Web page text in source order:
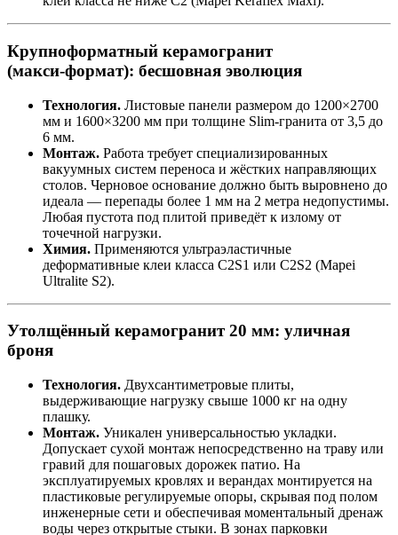
Крупноформатный керамогранит
(макси‑формат): бесшовная эволюция
Технология. Листовые панели размером до 1200×2700
мм и 1600×3200 мм при толщине Slim‑гранита от 3,5 до
6 мм.
Монтаж. Работа требует специализированных
вакуумных систем переноса и жёстких направляющих
столов. Черновое основание должно быть выровнено до
идеала — перепады более 1 мм на 2 метра недопустимы.
Любая пустота под плитой приведёт к излому от
точечной нагрузки.
Химия. Применяются ультраэластичные
деформативные клеи класса C2S1 или C2S2 (Mapei
Ultralite S2).
Утолщённый керамогранит 20 мм: уличная
броня
Технология. Двухсантиметровые плиты,
выдерживающие нагрузку свыше 1000 кг на одну
плашку.
Монтаж. Уникален универсальностью укладки.
Допускает сухой монтаж непосредственно на траву или
гравий для пошаговых дорожек патио. На
эксплуатируемых кровлях и верандах монтируется на
пластиковые регулируемые опоры, скрывая под полом
инженерные сети и обеспечивая моментальный дренаж
воды через открытые стыки. В зонах парковки